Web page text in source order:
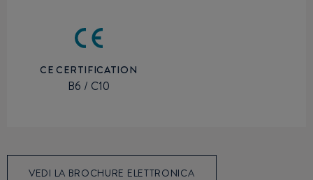
CE CERTIFICATION
B6 / C10
VEDI LA BROCHURE ELETTRONICA